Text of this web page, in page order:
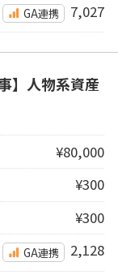
GA連携 7,027
】人物系資産
¥80,000
¥300
¥300
GA連携 2,128